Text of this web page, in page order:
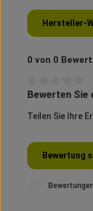
Hersteller-
0 von 0
Bewerten Sie
Teilen Sie Ihre
Bewertung